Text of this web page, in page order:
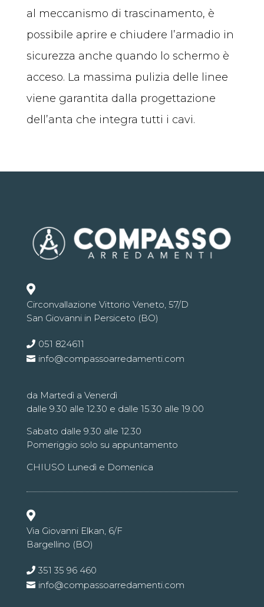
al meccanismo di trascinamento, è
possibile aprire e chiudere l’armadio in
sicurezza anche quando lo schermo è
acceso. La massima pulizia delle linee
viene garantita dalla progettazione
dell’anta che integra tutti i cavi.

Circonvallazione Vittorio Veneto, 57/D
San Giovanni in Persiceto (BO)
051 824611
info@compassoarredamenti.com
da Martedì a Venerdì
dalle 9.30 alle 12.30 e dalle 15.30 alle 19.00
Sabato dalle 9.30 alle 12.30
Pomeriggio solo su appuntamento
CHIUSO Lunedì e Domenica

Via Giovanni Elkan, 6/F
Bargellino (BO)
351 35 96 460
info@compassoarredamenti.com